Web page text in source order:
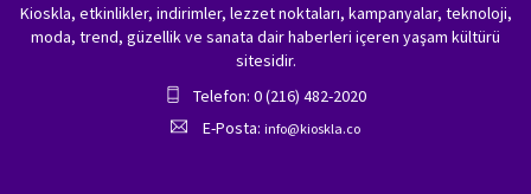
Kioskla, etkinlikler, indirimler, lezzet noktaları, kampanyalar, teknoloji,
moda, trend, güzellik ve sanata dair haberleri içeren yaşam kültürü
sitesidir.
Telefon: 0 (216) 482-2020
E-Posta: info@kioskla.co